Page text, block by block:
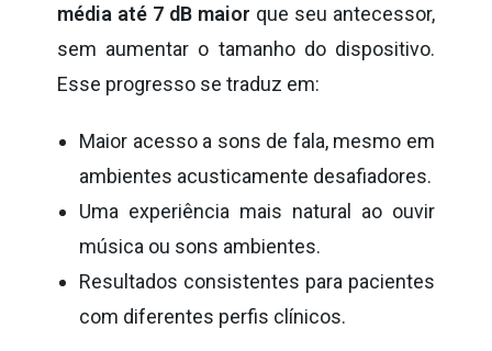
média até 7 dB maior que seu antecessor,
sem aumentar o tamanho do dispositivo.
Esse progresso se traduz em:
Maior acesso a sons de fala, mesmo em
ambientes acusticamente desafiadores.
Uma experiência mais natural ao ouvir
música ou sons ambientes.
Resultados consistentes para pacientes
com diferentes perfis clínicos.